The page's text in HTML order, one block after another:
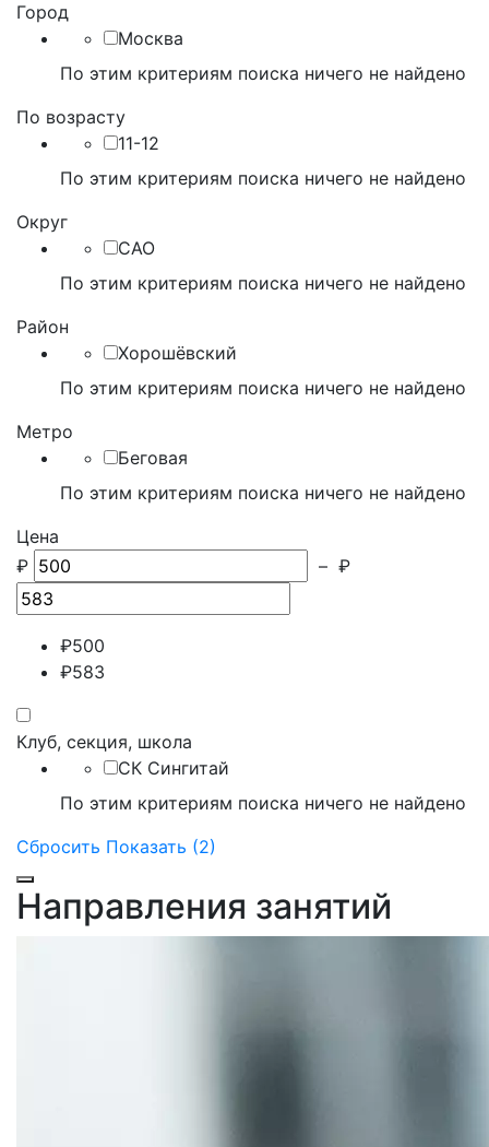
Город
Москва
По этим критериям поиска ничего не найдено
По возрасту
11-12
По этим критериям поиска ничего не найдено
Округ
САО
По этим критериям поиска ничего не найдено
Район
Хорошёвский
По этим критериям поиска ничего не найдено
Метро
Беговая
По этим критериям поиска ничего не найдено
Цена
₽
– ₽
₽500
₽583
Клуб, секция, школа
СК Сингитай
По этим критериям поиска ничего не найдено
Сбросить Показать (2)
Направления занятий